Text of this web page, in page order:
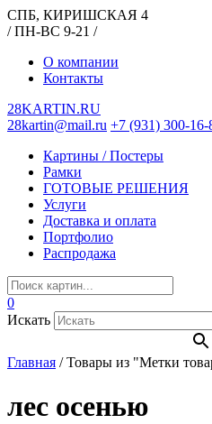
СПБ, КИРИШСКАЯ 4
/ ПН-ВС 9-21 /
О компании
Контакты
28KARTIN.RU
28kartin@mail.ru +7 (931) 300-16-
Картины / Постеры
Рамки
ГОТОВЫЕ РЕШЕНИЯ
Услуги
Доставка и оплата
Портфолио
Распродажа
0
Искать
Главная /Товары из "Метки
лес осенью